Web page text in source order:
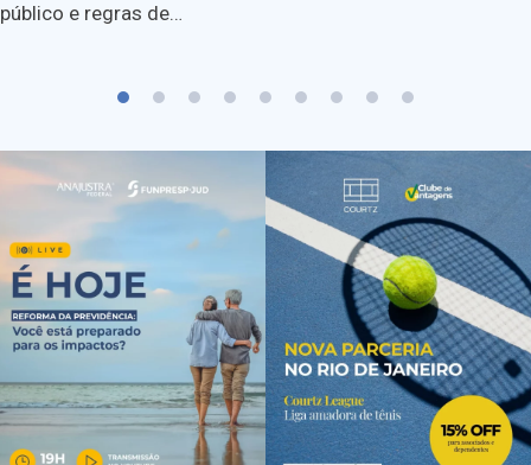
público e regras de…